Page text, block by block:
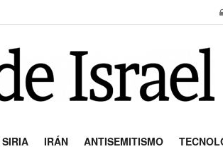
SIRIA IRÁN ANTISEMITISMO